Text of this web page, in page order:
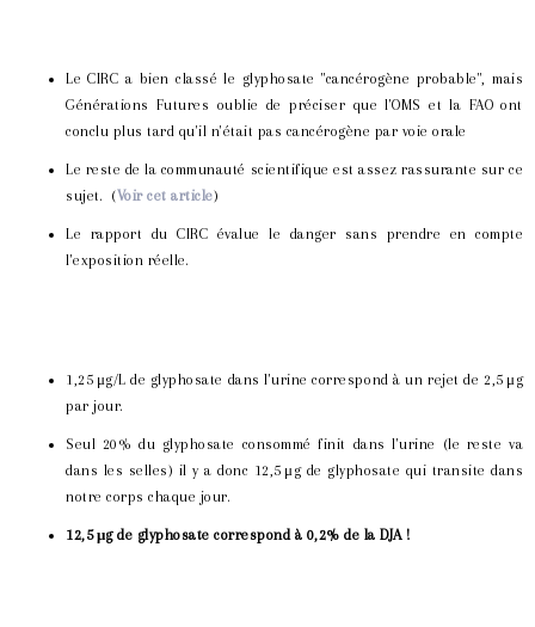
Le CIRC a bien classé le glyphosate "cancérogène probable", mais
Générations Futures oublie de préciser que l'OMS et la FAO ont
conclu plus tard qu'il n'était pas cancérogène par voie orale
Le reste de la communauté scientifique est assez rassurante sur ce
sujet. (Voir cet article)
Le rapport du CIRC évalue le danger sans prendre en compte
l'exposition réelle.
1,25 μg/L de glyphosate dans l'urine correspond à un rejet de 2,5 μg
par jour.
Seul 20% du glyphosate consommé finit dans l'urine (le reste va
dans les selles) il y a donc 12,5 μg de glyphosate qui transite dans
notre corps chaque jour.
12,5 μg de glyphosate correspond à 0,2% de la DJA !